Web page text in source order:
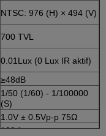
NTSC: 976 (H) × 494 (V)
700 TVL
0.01Lux (0 Lux IR aktif)
≥48dB
1/50 (1/60) - 1/100000
(S)
1.0V ± 0.5Vp-p 75Ω
120 °